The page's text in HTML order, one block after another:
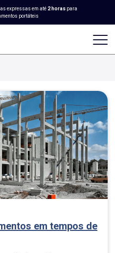
expressas em até 2 horas para
portáteis
em tempos de